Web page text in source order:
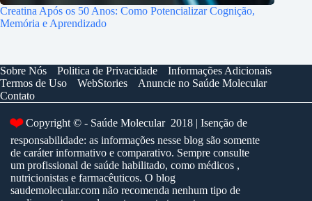
Creatina Após os 50 Anos: Como Potencializar Cognição,
Memória e Aprendizado
Sobre Nós Politica de Privacidade
Informações Adicionais
Termos de Uso
WebStories
Anuncie no Saúde Molecular
Contato
❤️Copyright © - Saúde Molecular 2018 | Isenção de
responsabilidade: as informações nesse blog são somente
de caráter informativo e comparativo. Sempre consulte
um profissional de saúde habilitado, como médicos ,
nutricionistas e farmacêuticos. O blog
saudemolecular.com não recomenda nenhum tipo de